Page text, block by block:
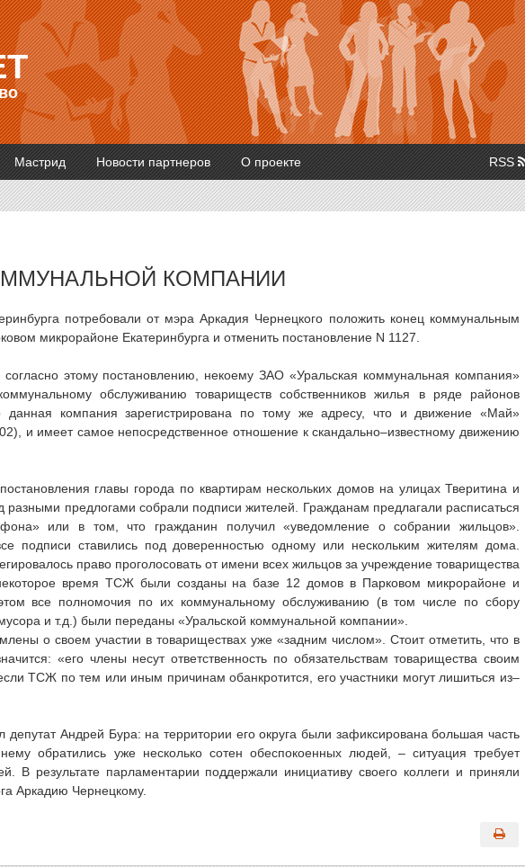
Мастрид Новости партнеров О проекте RSS
КОМПАНИИ
потребовали от мэра Аркадия Чернецкого положить конец коммунальным
микрорайоне Екатеринбурга и отменить постановление N 1127.
этому постановлению, некоему ЗАО «Уральская коммунальная компания»
обслуживанию товариществ собственников жилья в ряде районов
данная компания зарегистрирована по тому же адресу, что и движение «Май»
и имеет самое непосредственное отношение к скандально–известному движению
главы города по квартирам нескольких домов на улицах Тверитина и
предлогами собрали подписи жителей. Гражданам предлагали расписаться
или в том, что гражданин получил «уведомление о собрании жильцов».
подписи ставились под доверенностью одному или нескольким жителям дома.
право проголосовать от имени всех жильцов за учреждение товарищества
время ТСЖ были созданы на базе 12 домов в Парковом микрорайоне и
все полномочия по их коммунальному обслуживанию (в том числе по сбору
и т.д.) были переданы «Уральской коммунальной компании».
о своем участии в товариществах уже «задним числом». Стоит отметить, что в
«его члены несут ответственность по обязательствам товарищества своим
ТСЖ по тем или иным причинам обанкротится, его участники могут лишиться из–
депутат Андрей Бура: на территории его округа были зафиксирована большая часть
обратились уже несколько сотен обеспокоенных людей, – ситуация требует
В результате парламентарии поддержали инициативу своего коллеги и приняли
Аркадию Чернецкому.